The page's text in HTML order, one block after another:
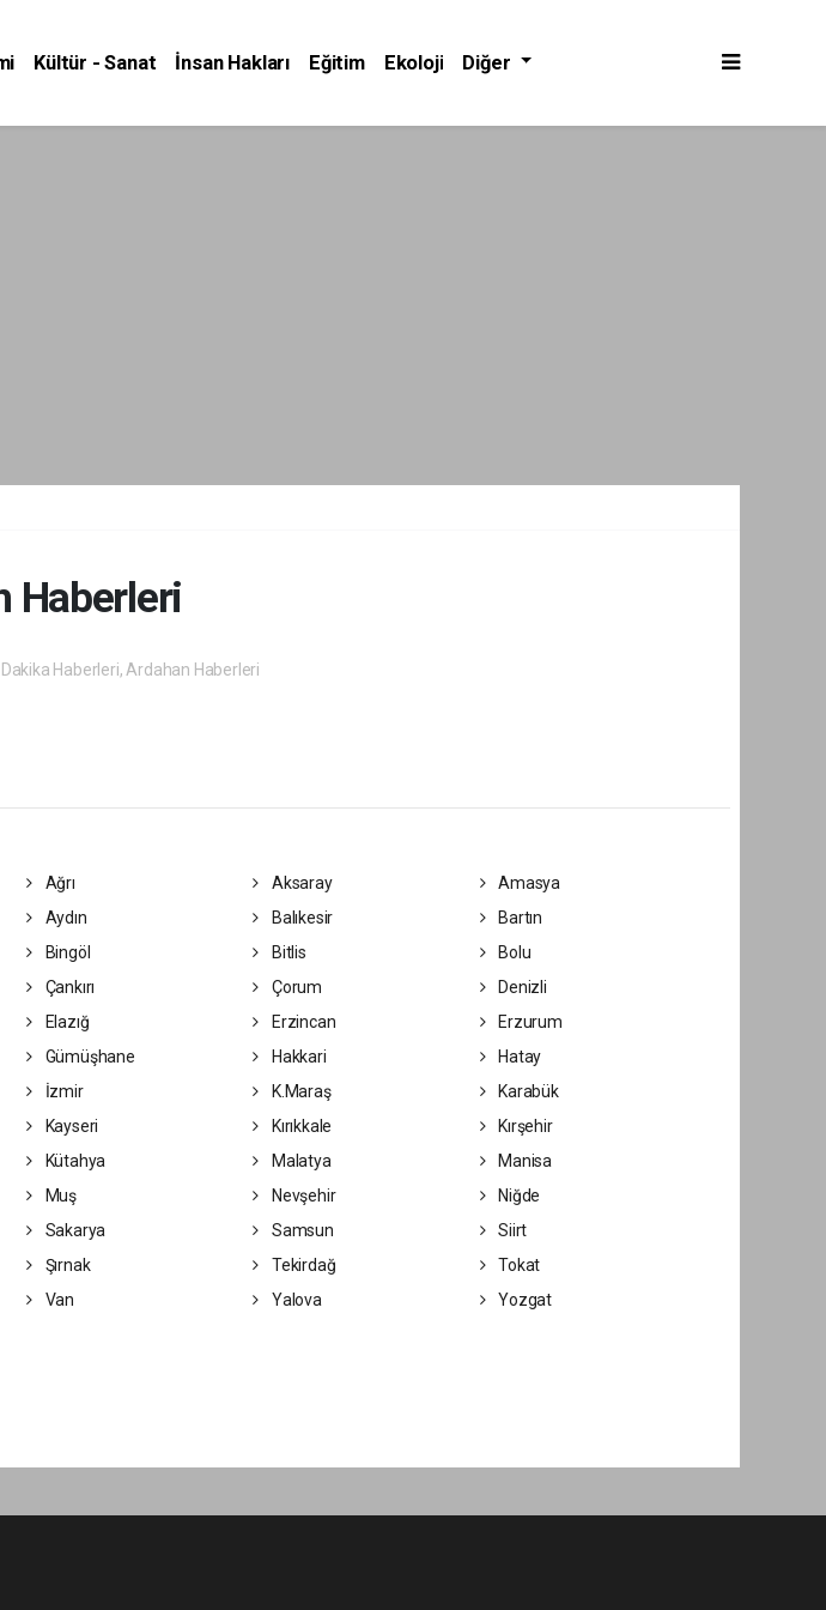
Kültür - Sanat İnsan Hakları Eğitim Ekoloji Diğer
Haberleri
Haberleri, Ardahan Haberleri
Ağrı Aksaray
Amasya
Aydın Balıkesir
Bartın
Bingöl Bitlis
Bolu
Çankırı Çorum
Denizli
Elazığ Erzincan
Erzurum
Gümüşhane Hakkari
Hatay
İzmir K.Maraş
Karabük
Kayseri Kırıkkale
Kırşehir
Kütahya Malatya
Manisa
Muş Nevşehir
Niğde
Sakarya Samsun
Siirt
Şırnak Tekirdağ
Tokat
Van Yalova
Yozgat